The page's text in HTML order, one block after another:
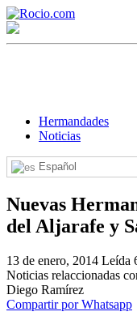
Hermandades
Noticias
Español
Nuevas
del Aljarafe y
13 de enero, 2014 Leída
Noticias relaccionadas
Diego Ramírez
Compartir por Whatsapp
¡Bienvenido!
Historia de la Virgen
¿Cuándo es la